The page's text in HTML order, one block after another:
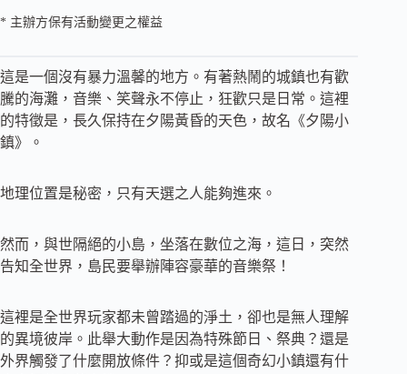
* 主辦方保有活動變更之權益
這是一個沒有暴力溫馨的地方。有著熱鬧的城鎮也有歡
騰的海灘，音樂、笑聲永不停止，狂歡只是日常。這裡
的特徵是，長久保持在夕陽黃昏的天色，故名《夕陽小
鎮》。
地理位置是秘密，只有天選之人能夠進來。
然而，與世隔絕的小島，坐落在數位之海，這日，突然
告知全世界，島民要舉辦陣容豪華的音樂祭！
這裡是全世界玩家都未曾踏過的淨土，卻也是無人理解
的異境彼岸。此舉大動作是因為特殊節日、祭典？還是
外界觸發了什麼開放條件？抑或是這個奇幻小鎮還有什